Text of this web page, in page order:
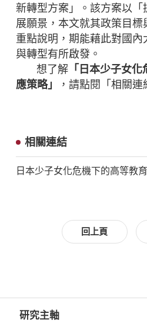
新轉型方案」。該方案以「
展願景，本文就其政策目
重點說明，期能藉此對國內
與轉型有所啟發。
想了解「日本少子女化
應策略」
，請點閱「相關連
相關連結
日本少子女化危機下的高等教
回上頁
研究主軸